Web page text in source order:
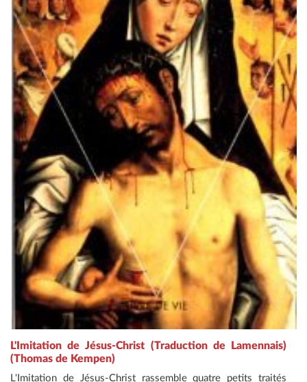
L'Imitation de Jésus-Christ (Traduction de Lamennais)
(Thomas de Kempen)
L'Imitation de Jésus-Christ rassemble quatre petits traités